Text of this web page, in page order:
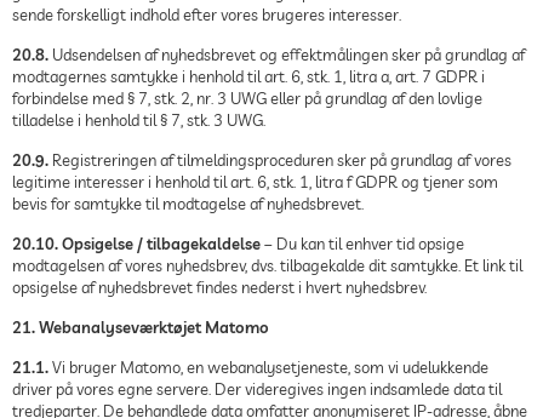
sende forskelligt indhold efter vores brugeres interesser.
20.8. Udsendelsen af nyhedsbrevet og effektmålingen sker på grundlag af
modtagernes samtykke i henhold til art. 6, stk. 1, litra a, art. 7 GDPR i
forbindelse med § 7, stk. 2, nr. 3 UWG eller på grundlag af den lovlige
tilladelse i henhold til § 7, stk. 3 UWG.
20.9. Registreringen af tilmeldingsproceduren sker på grundlag af vores
legitime interesser i henhold til art. 6, stk. 1, litra f GDPR og tjener som
bevis for samtykke til modtagelse af nyhedsbrevet.
20.10. Opsigelse / tilbagekaldelse– Du kan til enhver tid opsige
modtagelsen af vores nyhedsbrev, dvs. tilbagekalde dit samtykke. Et link til
opsigelse af nyhedsbrevet findes nederst i hvert nyhedsbrev.
21. Webanalyseværktøjet Matomo
21.1.Vi bruger Matomo, en webanalysetjeneste, som vi udelukkende
driver på vores egne servere. Der videregives ingen indsamlede data til
tredjeparter. De behandlede data omfatter anonymiseret IP-adresse, åbne